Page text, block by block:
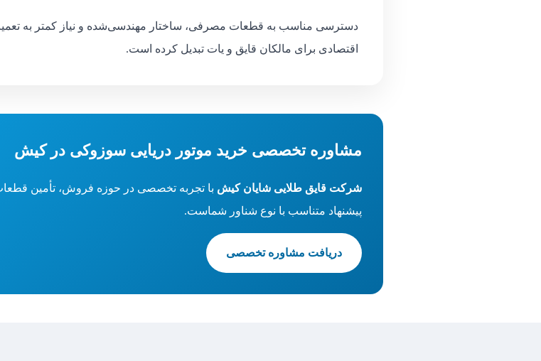
دسترسی مناسب به قطعات مصرفی، ساختار مهندسی‌شده و نیاز کمتر به
اقتصادی برای مالکان قایق و یات تبدیل کرده است.
مشاوره تخصصی خرید موتور دریایی سوزوکی در کیش
شرکت قایق طلایی شایان کیش با تجربه تخصصی در حوزه فروش، تأمین قطعات
پیشنهاد متناسب با نوع شناور شماست.
دریافت مشاوره تخصصی